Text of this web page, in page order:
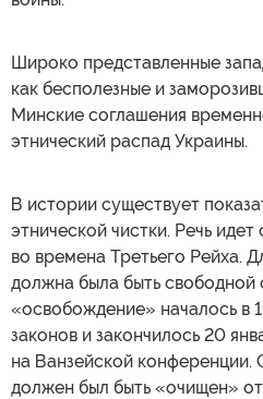
Широко представленные
как бесполезные и
Минские соглашения
этнический распад Украины.
В истории существует
этнической чистки. Речь
во времена Третьего Рейха.
должна была быть свободной
«освобождение» началось в
законов и закончилось 20
на Ванзейской конференции.
должен был быть «очищен»